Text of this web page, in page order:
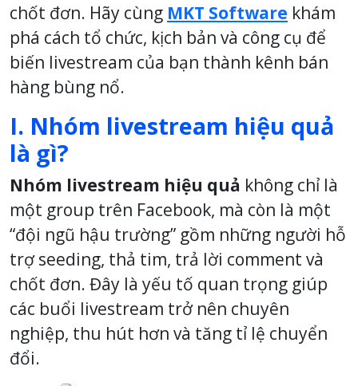
chốt đơn. Hãy cùng MKT Software khám
phá cách tổ chức, kịch bản và công cụ để
biến livestream của bạn thành kênh bán
hàng bùng nổ.
I. Nhóm livestream hiệu quả
là gì?
Nhóm livestream hiệu quả không chỉ là
một group trên Facebook, mà còn là một
“đội ngũ hậu trường” gồm những người hỗ
trợ seeding, thả tim, trả lời comment và
chốt đơn. Đây là yếu tố quan trọng giúp
các buổi livestream trở nên chuyên
nghiệp, thu hút hơn và tăng tỉ lệ chuyển
đổi.